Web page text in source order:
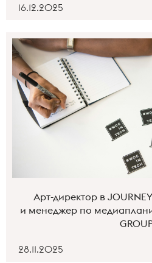
16.12.2025
Арт-директор в
и менеджер по
28.11.2025